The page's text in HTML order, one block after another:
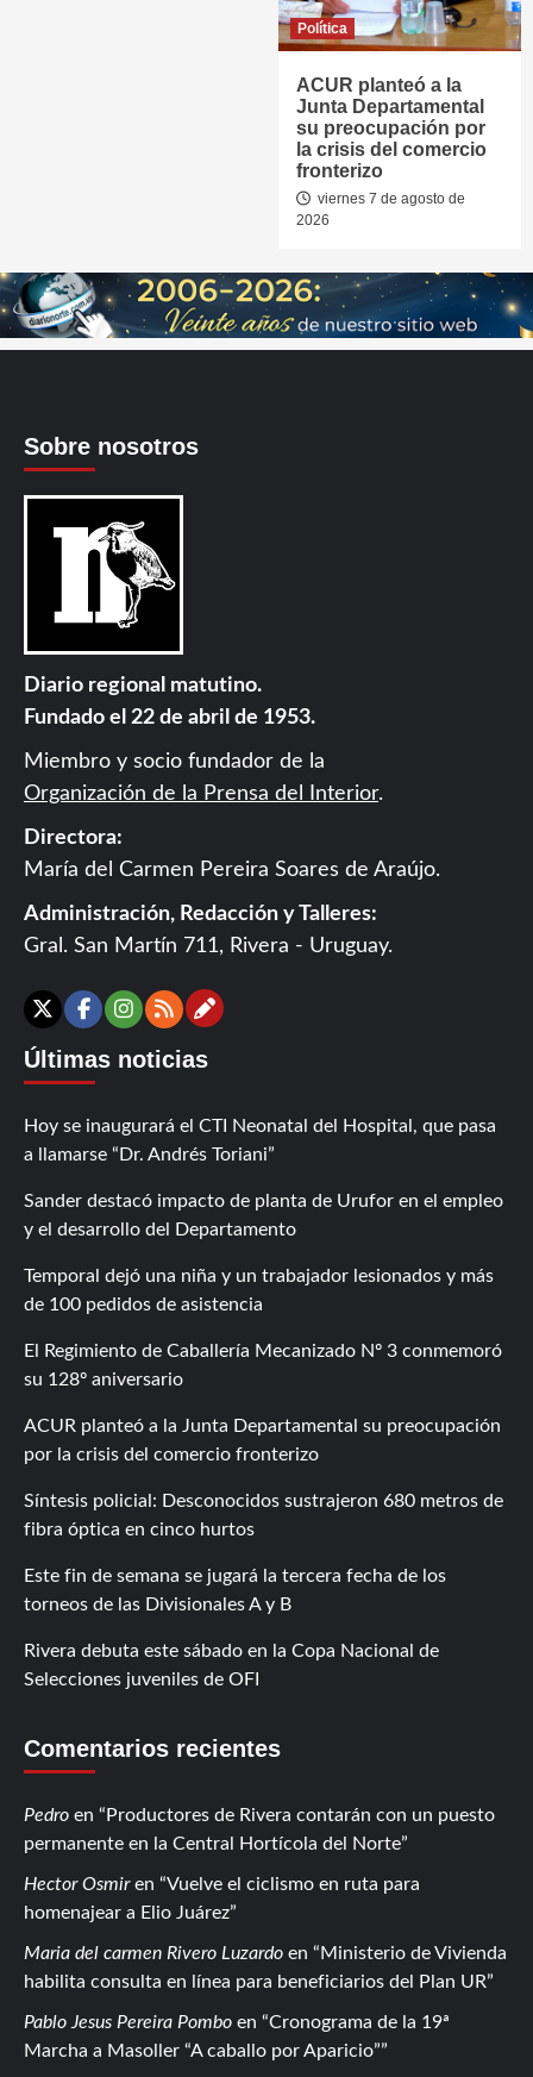
Política
ACUR planteó a la
Junta Departamental
su preocupación por
la crisis del comercio
fronterizo
viernes 7 de agosto de
2026
Sobre nosotros
Diario regional matutino.
Fundado el 22 de abril de 1953.
Miembro y socio fundador de la
Organización de la Prensa del Interior.
Directora:
María del Carmen Pereira Soares de Araújo.
Administración, Redacción y Talleres:
Gral. San Martín 711, Rivera - Uruguay.
X Facebook
Instagram
RSSContáctanos
Últimas noticias
Hoy se inaugurará el CTI Neonatal del Hospital, que pasa
a llamarse “Dr. Andrés Toriani”
Sander destacó impacto de planta de Urufor en el empleo
y el desarrollo del Departamento
Temporal dejó una niña y un trabajador lesionados y más
de 100 pedidos de asistencia
El Regimiento de Caballería Mecanizado Nº 3 conmemoró
su 128º aniversario
ACUR planteó a la Junta Departamental su preocupación
por la crisis del comercio fronterizo
Síntesis policial: Desconocidos sustrajeron 680 metros de
fibra óptica en cinco hurtos
Este fin de semana se jugará la tercera fecha de los
torneos de las Divisionales A y B
Rivera debuta este sábado en la Copa Nacional de
Selecciones juveniles de OFI
Comentarios recientes
Pedro en
Productores de Rivera contarán con un puesto
permanente en la Central Hortícola del Norte
Hector Osmiren
Vuelve el ciclismo en ruta para
homenajear a Elio Juárez
Maria del carmen Rivero Luzardo en
Ministerio de Vivienda
habilita consulta en línea para beneficiarios del Plan UR
Pablo Jesus Pereira Pombo en
Cronograma de la 19ª
Marcha a Masoller “A caballo por Aparicio”